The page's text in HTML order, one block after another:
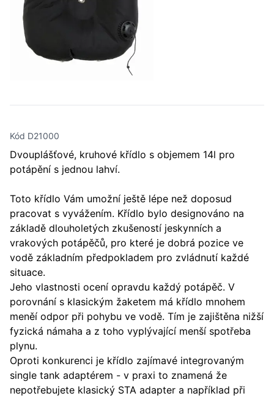
Kód D21000
Dvouplášťové, kruhové křídlo s objemem 14l pro
potápění s jednou lahví.
Toto křídlo Vám umožní ještě lépe než doposud
pracovat s vyvážením. Křídlo bylo designováno na
základě dlouholetých zkušeností jeskynních a
vrakových potápěčů, pro které je dobrá pozice ve
vodě základním předpokladem pro zvládnutí každé
situace.
Jeho vlastnosti ocení opravdu každý potápěč. V
porovnání s klasickým žaketem má křídlo mnohem
meněí odpor při pohybu ve vodě. Tím je zajištěna nižší
fyzická námaha a z toho vyplývající menší spotřeba
plynu.
Oproti konkurenci je křídlo zajímavé integrovaným
single tank adaptérem - v praxi to znamená že
nepotřebujete klasický STA adapter a například při